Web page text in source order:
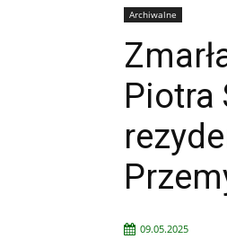
Archiwalne
Piotra
09.05.2025